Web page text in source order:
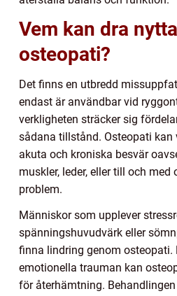
Vem kan dra
osteopati?
Det finns en utbredd
endast är användbar vid
verkligheten sträcker sig
sådana tillstånd. Osteopati
akuta och kroniska besvär
muskler, leder, eller till och med
problem.
Människor som upplever
spänningshuvudvärk eller
finna lindring genom osteopati.
emotionella trauman kan
för återhämtning.